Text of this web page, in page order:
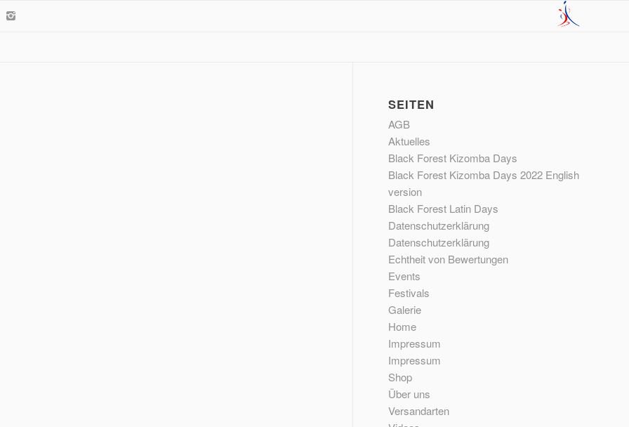
SEITEN
AGB
Aktuelles
Black Forest Kizomba Days
Black Forest Kizomba Days 2022 English
version
Black Forest Latin Days
Datenschutzerklärung
Datenschutzerklärung
Echtheit von Bewertungen
Events
Festivals
Galerie
Home
Impressum
Impressum
Shop
Über uns
Versandarten